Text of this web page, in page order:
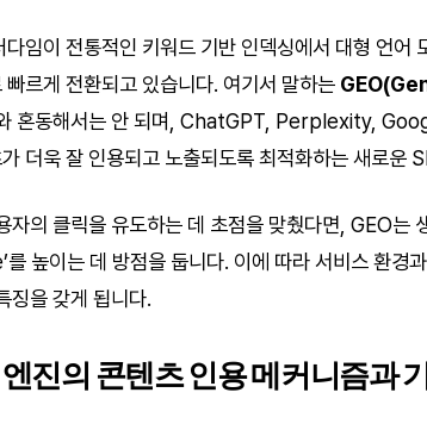
다임이 전통적인 키워드 기반 인덱싱에서 대형
르게 전환되고 있습니다. 여기서 말하는
혼동해서는 안 되며, ChatGPT, Perplexity,
더욱 잘 인용되고 노출되도록 최적화하는 새로운
자의 클릭을 유도하는 데 초점을 맞췄다면, GEO는
높이는 데 방점을 둡니다. 이에 따라 서비스 환경
징을 갖게 됩니다.
진의 콘텐츠 인용 메커니즘과